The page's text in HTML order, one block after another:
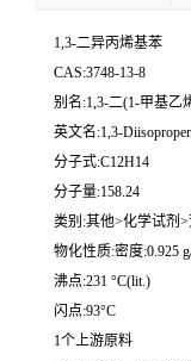
1,3-二异丙烯基苯
CAS:3748-13-8
别名:1,3-二(1-甲基乙
英文名:1,3-
分子式:C12H14
分子量:158.24
类别:其他>化学试剂
物化性质:密度:0.925
沸点:231 °C(lit.)
闪点:93°C
1个上游原料